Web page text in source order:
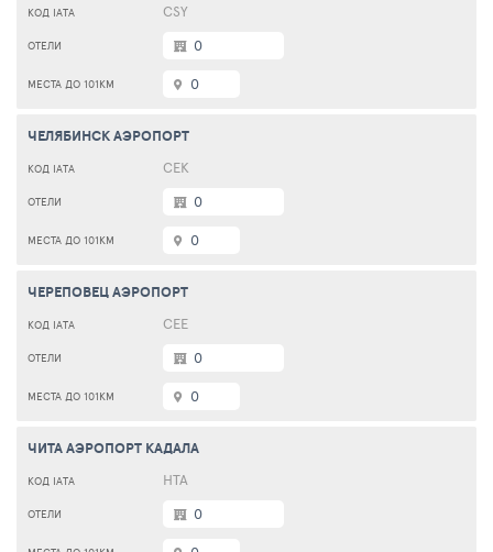
CSY
0
0
ЧЕЛЯБИНСК АЭРОПОРТ
CEK
0
0
ЧЕРЕПОВЕЦ АЭРОПОРТ
CEE
0
0
ЧИТА АЭРОПОРТ КАДАЛА
HTA
0